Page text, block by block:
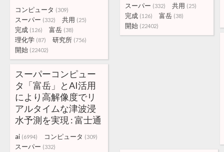
コンピュータ (309)
スーパー (332) 共用 (25)
完成 (126) 富岳 (38)
理化学 (87) 研究所 (756)
開始 (22402)
スーパー (332) 共用 (25)
完成 (126) 富岳 (38)
開始 (22402)
スーパーコンピュー
タ「富岳」とAI活用
により高解像度でリ
アルタイムな津波浸
水予測を実現 : 富士通
ai (6994) コンピュータ (309)
スーパー (332)